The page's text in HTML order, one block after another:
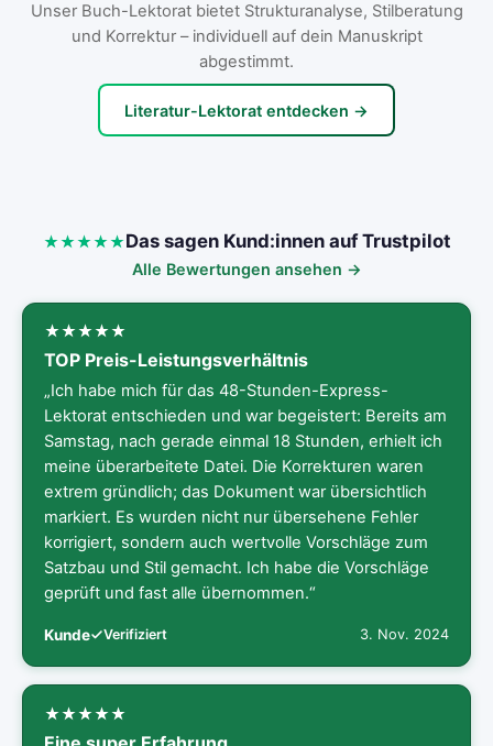
Unser Buch-Lektorat bietet Strukturanalyse, Stilberatung
und Korrektur – individuell auf dein Manuskript
abgestimmt.
Literatur-Lektorat entdecken →
Das sagen Kund:innen auf Trustpilot
Alle Bewertungen ansehen →
TOP Preis-Leistungsverhältnis
„Ich habe mich für das 48-Stunden-Express-
Lektorat entschieden und war begeistert: Bereits am
Samstag, nach gerade einmal 18 Stunden, erhielt ich
meine überarbeitete Datei. Die Korrekturen waren
extrem gründlich; das Dokument war übersichtlich
markiert. Es wurden nicht nur übersehene Fehler
korrigiert, sondern auch wertvolle Vorschläge zum
Satzbau und Stil gemacht. Ich habe die Vorschläge
geprüft und fast alle übernommen.“
Kunde Verifiziert 3. Nov. 2024